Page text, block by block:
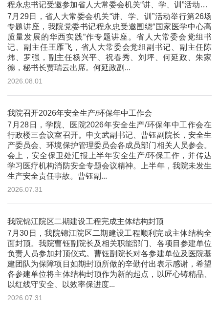
程永忠书记受邀参加省人大常委会机关“讲、学、训”活动并作专题讲座
7月29日，省人大常委会机关“讲、学、训”活动举行第26场
专题讲座，我院党委书记程永忠受邀围绕“国家医学中心高
质量发展的华西实践”作专题讲座。省人大常委会党组书
记、副主任王雁飞，省人大常委会党组副书记、副主任陈
炜、罗强，副主任杨兴平、祝春秀、刘坪、何延政、朱家
德，秘书长贾瑞云出席。何延政副...
2026.08.01
我院召开2026年安全生产/环保年中工作会
7月28日，学院、医院2026年安全生产/环保年中工作会在
行政楼三会议室召开。申文武副书记、曹钰副院长，安全生
产委员会、环境保护管理委员会各成员部门相关人员参会。
会上，安全保卫处汇报上半年安全生产/环保工作，并传达
学习医疗机构消防安全专题会议精神。上半年，我院未发生
生产安全责任事故。曹钰副...
2026.07.31
我院锦江院区二期建设工程完成主体结构封顶
7月30日，我院锦江院区二期建设工程顺利完成主体结构全
面封顶。我院曹钰副院长及相关职能部门、各项目参建单位
负责人员参加封顶仪式。曹钰副院长对各参建单位及医院基
建团队为保障项目如期封顶所做的辛勤付出表示感谢，希望
各参建单位将主体结构封顶作为新的起点，以匠心铸精品、
以红线守安全、以效率保进度...
2026.07.31